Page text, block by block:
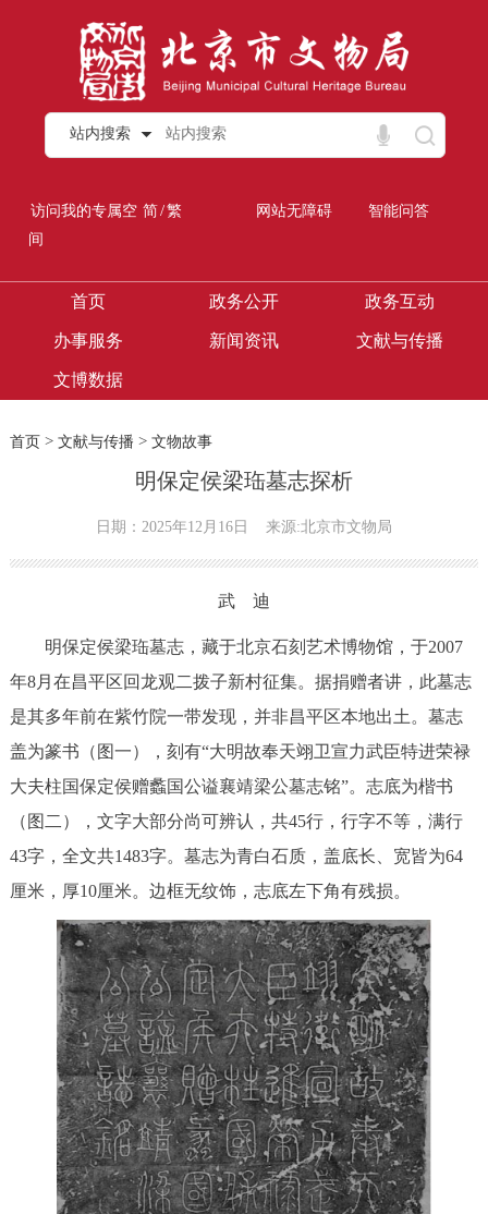
站内搜索
访问我的专属空
间
简/繁 网站无障碍 智能问答
首页 政务公开 政务互动
办事服务 新闻资讯 文献与传播
文博数据
首页> 文献与传播 > 文物故事
明保定侯梁珤墓志探析
日期：2025年12月16日 来源:北京市文物局
武 迪
明保定侯梁珤墓志，藏于北京石刻艺术博物馆，于2007
年8月在昌平区回龙观二拨子新村征集。据捐赠者讲，此墓志
是其多年前在紫竹院一带发现，并非昌平区本地出土。墓志
盖为篆书（图一），刻有“大明故奉天翊卫宣力武臣特进荣禄
大夫柱国保定侯赠蠡国公谥襄靖梁公墓志铭”。志底为楷书
（图二），文字大部分尚可辨认，共45行，行字不等，满行
43字，全文共1483字。墓志为青白石质，盖底长、宽皆为64
厘米，厚10厘米。边框无纹饰，志底左下角有残损。